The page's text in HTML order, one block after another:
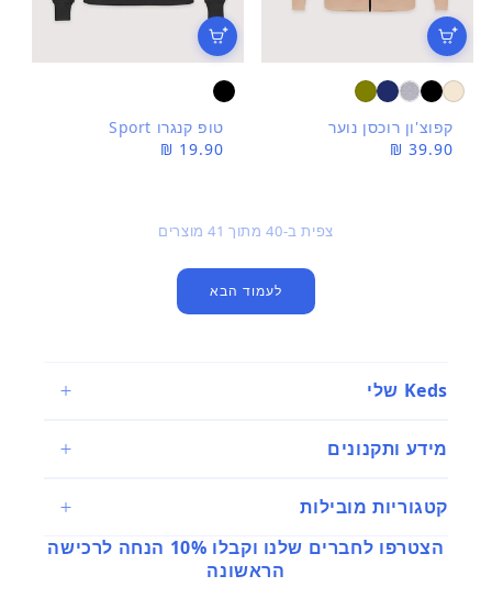
קפוצ'ון רוכסן נוער
מחיר
39.90 ₪
טופ קנגרו Sport
מחיר
19.90 ₪
צפית ב-40מתוך 41 מוצרים
לעמוד הבא
Keds שלי
מידע ותקנונים
קטגוריות מובילות
הצטרפו לחברים שלנו וקבלו 10% הנחה לרכישה
הראשונה